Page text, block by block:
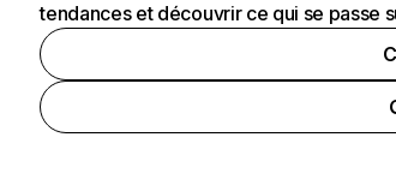
tendances et découvrir ce qui se passe